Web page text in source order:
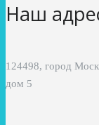
Наш
124498, город
дом 5